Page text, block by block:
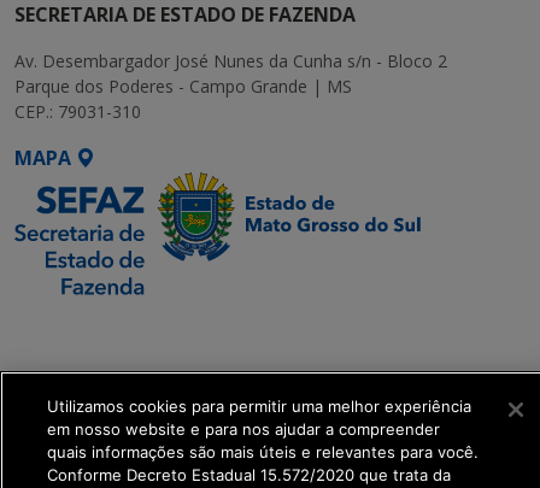
SECRETARIA DE ESTADO DE FAZENDA
Av. Desembargador José Nunes da Cunha s/n - Bloco 2
Parque dos Poderes - Campo Grande | MS
CEP.: 79031-310
MAPA
Transformação Digital
get_footer();
Utilizamos cookies para permitir uma melhor experiência
em nosso website e para nos ajudar a compreender
quais informações são mais úteis e relevantes para você.
Conforme Decreto Estadual 15.572/2020 que trata da